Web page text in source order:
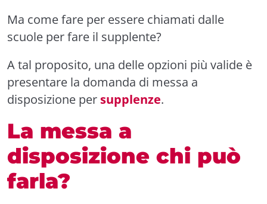
Ma come fare per essere chiamati dalle
scuole per fare il supplente?
A tal proposito, una delle opzioni più valide è
presentare la domanda di messa a
disposizione per supplenze.
La messa a
disposizione chi può
farla?